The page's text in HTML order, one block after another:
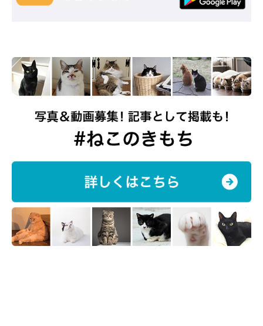
器の材質や食事成分にアレルゲンが含まれないかチェックも
キビを発症している可能性も。食事の成分にも猫のアレルゲンが
含まれていないか、事前に調べておくとよいでしょう。